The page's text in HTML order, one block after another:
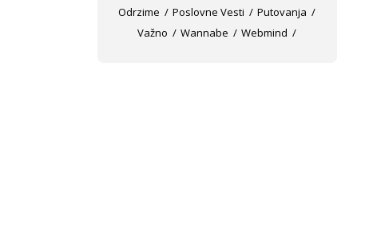
Odrzime
Poslovne Vesti
Putovanja
Važno
Wannabe Webmind